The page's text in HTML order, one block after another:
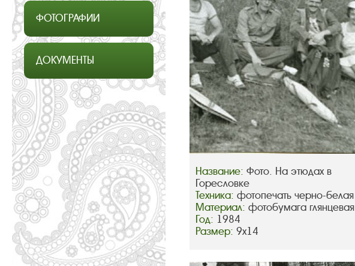
ФОТОГРАФИИ
ДОКУМЕНТЫ
Название: Фото. На этюдах в
Горесловке
Техника: фотопечать черно-белая
Материал: фотобумага глянцевая
Год: 1984
Размер: 9х14